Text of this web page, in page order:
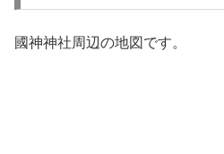
國神神社周辺の地図です。